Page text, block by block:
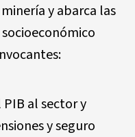
y abarca las
al sector y
y seguro